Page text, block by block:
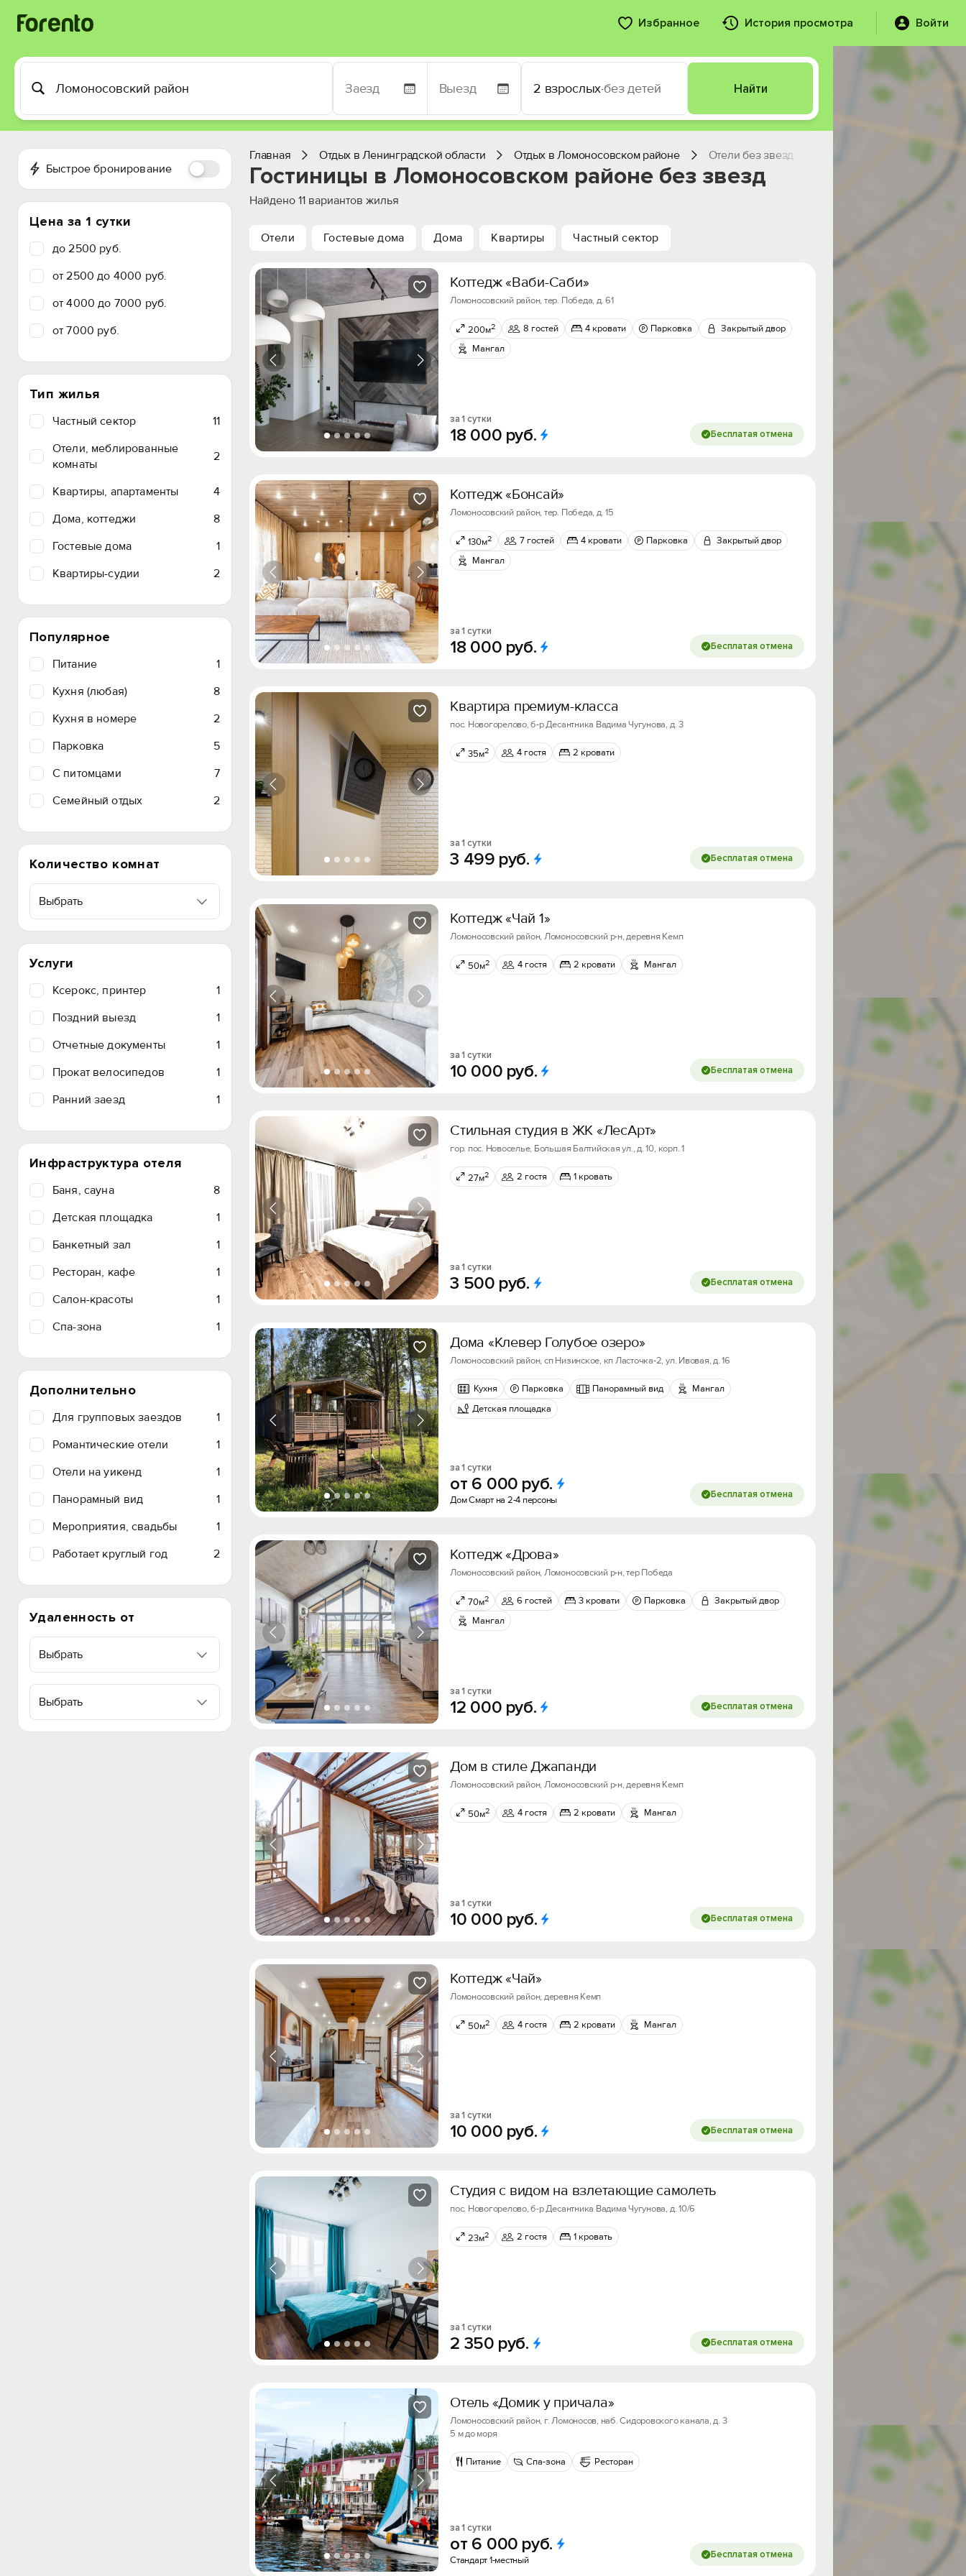
Избранное История просмотра Войти
2 взрослых·без детей Найти
Быстрое бронирование
Цена за 1 сутки
до 2500 руб.
от 2500 до 4000 руб.
от 4000 до 7000 руб.
от 7000 руб.
Тип жилья
Частный сектор
11
Отели, меблированные
комнаты
2
Квартиры, апартаменты
4
Дома, коттеджи
8
Гостевые дома
1
Квартиры-судии
2
Популярное
Питание
1
Кухня (любая)
8
Кухня в номере
2
Парковка
5
C питомцами
7
Семейный отдых
2
Количество комнат
Выбрать
Услуги
Ксерокс, принтер
1
Поздний выезд
1
Отчетные документы
1
Прокат велосипедов
1
Ранний заезд
1
Инфраструктура отеля
Баня, сауна
8
Детская площадка
1
Банкетный зал
1
Ресторан, кафе
1
Салон-красоты
1
Спа-зона
1
Дополнительно
Для групповых заездов
1
Романтические отели
1
Отели на уикенд
1
Панорамный вид
1
Мероприятия, свадьбы
1
Работает круглый год
2
Удаленность от
Выбрать
Выбрать
Главная Отдых в Ленинградской области Отдых в Ломоносовском районе Отели без звезд
Гостиницы в Ломоносовском районе без звезд
Найдено 11 вариантов жилья
Отели Гостевые дома Дома Квартиры Частный сектор
Коттедж «Ваби-Caби»
Ломоносовский район, тер. Победа, д. 61
200м2 8 гостей 4 кровати Парковка
Закрытый двор
Мангал
за 1 сутки
18 000 руб. Бесплатая отмена
Коттедж «Бонсай»
Ломоносовский район, тер. Победа, д. 15
130м2 7 гостей 4 кровати Парковка
Закрытый двор
Мангал
за 1 сутки
18 000 руб. Бесплатая отмена
Квapтира премиум-клаcсa
пос. Новогорелово, б-р Десантника Вадима Чугунова, д. 3
35м2 4 гостя 2 кровати
за 1 сутки
3 499 руб. Бесплатая отмена
Коттедж «Чай 1»
Ломоносовский район, Ломоносовский р-н, деревня Кемп
50м2 4 гостя 2 кровати Мангал
за 1 сутки
10 000 руб. Бесплатая отмена
Стильная студия в ЖK «ЛесAрт»
гор. пос. Новоселье, Большая Балтийская ул., д. 10, корп. 1
27м2 2 гостя 1 кровать
за 1 сутки
3 500 руб. Бесплатая отмена
Дома «Клевер Голубое озеро»
Ломоносовский район, сп Низинское, кп Ласточка-2, ул. Ивовая, д. 16
Кухня Парковка Панорамный вид
Мангал
Детская площадка
за 1 сутки
от 6 000 руб.
Дом Смарт на 2-4 персоны Бесплатая отмена
Коттедж «Дрова»
Ломоносовский район, Ломоносовский р-н, тер Победа
70м2 6 гостей 3 кровати Парковка
Закрытый двор
Мангал
за 1 сутки
12 000 руб. Бесплатая отмена
Дoм в cтиле Джапанди
Ломоносовский район, Ломоносовский р-н, деревня Кемп
50м2 4 гостя 2 кровати Мангал
за 1 сутки
10 000 руб. Бесплатая отмена
Коттедж «Чай»
Ломоносовский район, деревня Кемп
50м2 4 гостя 2 кровати Мангал
за 1 сутки
10 000 руб. Бесплатая отмена
Студия с видом на взлетaющиe сaмoлeты
пос. Новогорелово, б-р Десантника Вадима Чугунова, д. 10/6
23м2 2 гостя 1 кровать
за 1 сутки
2 350 руб. Бесплатая отмена
Отель «Домик у причала»
Ломоносовский район, г. Ломоносов, наб. Сидоровского канала, д. 3
5 м до моря
Питание Спа-зона Ресторан
за 1 сутки
от 6 000 руб.
Стандарт 1-местный Бесплатая отмена